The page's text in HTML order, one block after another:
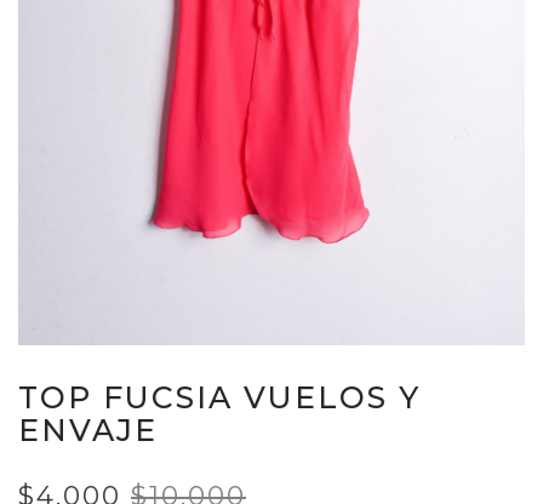
TOP FUCSIA VUELOS Y
ENVAJE
$4.000 $10.000